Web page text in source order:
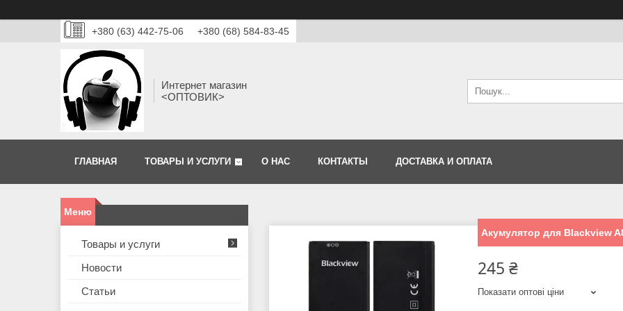
+380 (63) 442-75-06 +380 (68) 584-83-45
Интернет магазин
<ОПТОВИК>
ГЛАВНАЯ ТОВАРЫ И УСЛУГИ О НАС КОНТАКТЫ ДОСТАВКА И ОПЛАТА
Акумулятор для Blackview
245 ₴
Показати оптові ціни
Товары и услуги
Новости
Статьи